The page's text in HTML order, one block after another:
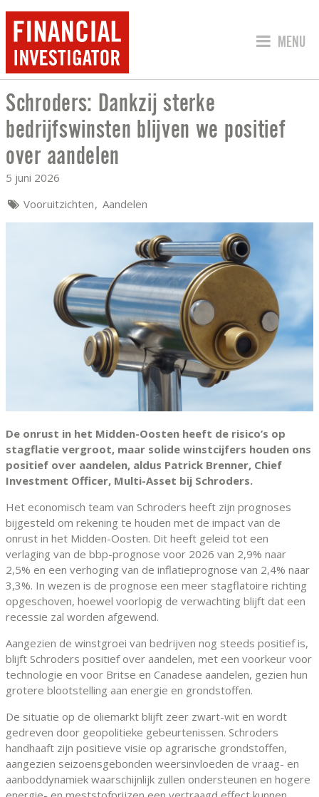
SPRING
MENU
SCHRODERS: DANKZIJ STERKE
Schroders: Dankzij sterke
bedrijfswinsten blijven we positief
over aandelen
5 juni 2026
Vooruitzichten Aandelen
De onrust in het Midden-Oosten heeft de risico’s op
stagflatie vergroot, maar solide winstcijfers houden ons
positief over aandelen, aldus Patrick Brenner, Chief
Investment Officer, Multi-Asset bij Schroders.
Het economisch team van Schroders heeft zijn prognoses
bijgesteld om rekening te houden met de impact van de
onrust in het Midden-Oosten. Dit heeft geleid tot een
verlaging van de bbp-prognose voor 2026 van 2,9% naar
2,5% en een verhoging van de inflatieprognose van 2,4% naar
3,3%. In wezen is de prognose een meer stagflatoire richting
opgeschoven, hoewel voorlopig de verwachting blijft dat een
recessie zal worden afgewend.
Aangezien de winstgroei van bedrijven nog steeds positief is,
blijft Schroders positief over aandelen, met een voorkeur voor
technologie en voor Britse en Canadese aandelen, gezien hun
grotere blootstelling aan energie en grondstoffen.
De situatie op de oliemarkt blijft zeer zwart-wit en wordt
gedreven door geopolitieke gebeurtenissen. Schroders
handhaaft zijn positieve visie op agrarische grondstoffen,
aangezien seizoensgebonden weersinvloeden de vraag- en
aanboddynamiek waarschijnlijk zullen ondersteunen en hogere